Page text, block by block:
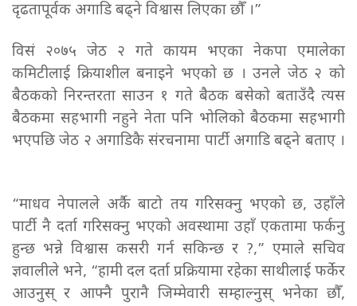
दृढतापूर्वक अगाडि बढ्ने विश्वास लिएका छौँ ।”
विसं २०७५ जेठ २ गते कायम भएका नेकपा एमालेका
कमिटीलाई क्रियाशील बनाइने भएको छ । उनले जेठ २ को
बैठकको निरन्तरता साउन १ गते बैठक बसेको बताउँदै त्यस
बैठकमा सहभागी नहुने नेता पनि भोलिको बैठकमा सहभागी
भएपछि जेठ २ अगाडिकै संरचनामा पार्टी अगाडि बढ्ने बताए ।
“माधव नेपालले अर्कै बाटो तय गरिसक्नु भएको छ, उहाँले
पार्टी नै दर्ता गरिसक्नु भएको अवस्थामा उहाँ एकतामा फर्कनु
हुन्छ भन्ने विश्वास कसरी गर्न सकिन्छ र ?,” एमाले सचिव
ज्ञवालीले भने, “हामी दल दर्ता प्रक्रियामा रहेका साथीलाई फर्केर
आउनुस् र आफ्नै पुरानै जिम्मेवारी सम्हाल्नुस् भनेका छौँ,